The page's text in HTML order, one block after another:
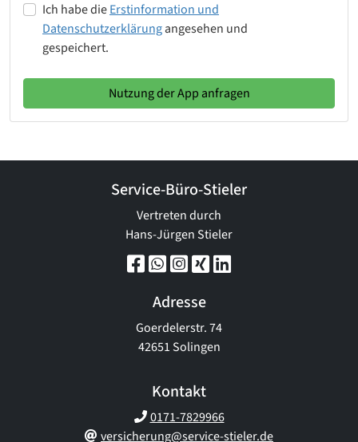
Ich habe dieErstinformation und
Datenschutzerklärungangesehen und
gespeichert.
Nutzung der App anfragen
Service-Büro-Stieler
Vertreten durch
Hans-Jürgen Stieler
Adresse
Goerdelerstr. 74
42651 Solingen
Kontakt
0171-7829966
versicherung@service-stieler.de